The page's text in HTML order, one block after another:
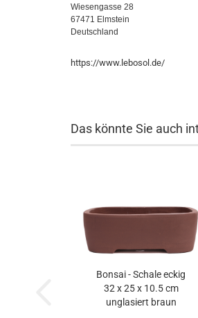
Wiesengasse 28
67471 Elmstein
Deutschland
https://www.lebosol.de/
Das könnte Sie auch
Bonsai - Schale eckig
32 x 25 x 10.5 cm
unglasiert braun